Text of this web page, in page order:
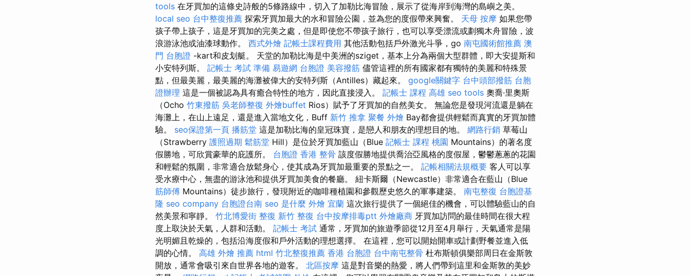
tools 在牙買加的這條史詩般的5條路線中，切入了加勒比海冒險，展示了從海岸到海灣的島嶼之美。
local seo 台中整復推薦 探索牙買加最大的水和冒險公​​園，並為您的度假帶來興奮。 天母 按摩 如果您帶
孩子帶上孩子，這是牙買加的完美之處，但是即使您不帶孩子旅行，也可以享受漂流或劃獨木舟冒險，波
浪游泳池或油漆球動作。 西式外燴 記帳士課程費用 其他活動包括戶外激光斗爭，go 南屯國術館推薦 澳
門 台胞證 -kart和皮划艇。 天堂的加勒比海是中美洲的sziget，基本上分為兩個大型群體，即大安提斯和
小安特列斯。 記帳士 考試 準備 易遊網 台胞證 美容撥筋 儘管這裡的所有國家都有獨特的美麗和特殊景
點，但最美麗，最美麗的海灘被偉大的安特列斯（Antilles）藏起來。 google關鍵字 台中頭部撥筋 台胞
證辦理 這是一個被認為具有癒合特性的地方，因此直接浸入。 記帳士 課程 高雄 seo tools 奧喬·里奧斯
（Ocho 竹東撥筋 吳老師整復 外燴buffet Rios）賦予了牙買加的自然美女。 無論您是發現河流還是躺在
海灘上，在山上遠足，還是進入當地文化，Buff 新竹 推拿 聚餐 外燴 Bay都會提供輕鬆而真實的牙買加體
驗。 seo保證第一頁 播筋堂 這是加勒比海的皇冠珠寶，是戀人和朋友的理想目的地。 網路行銷 草莓山
（Strawberry 護照過期 鬆筋堂 Hill）是位於牙買加藍山（Blue 記帳士 課程 桃園 Mountains）的著名度
假勝地，可欣賞豪華的庇護所。 台胞證 香港 整骨 該度假勝地提供喬治亞風格的度假屋，鬱鬱蔥蔥的花園
和輕鬆的氛圍，非常適合放鬆身心，使其成為牙買加最重要的景點之一。 記帳相關法規概要 客人可以享
受水療中心，無盡的游泳池和提供牙買加美食的餐廳。 紐卡斯爾（Newcastle）非常適合在藍山（Blue
筋師傅 Mountains）徒步旅行，發現附近的咖啡種植園和參觀歷史悠久的軍事建築。 南屯整復 台胞證基
隆 seo company 台胞證台南 seo 是什麼 外燴 宜蘭 這次旅行提供了一個絕佳的機會，可以體驗藍山的自
然美景和寧靜。 竹北博愛街 整復 新竹 整復 台中按摩排毒ptt 外燴廠商 牙買加訪問的最佳時間在很大程
度上取決於天氣，人群和活動。 記帳士 考試 通常，牙買加的旅遊季節從12月至4月舉行，天氣通常是陽
光明媚且乾燥的，包括沿海度假和戶外活動的理想選擇。 在這裡，您可以開始開車或計劃野餐並進入低
調的心情。 高雄 外燴 推薦 html 竹北整復推薦 香港 台胞證 台中南屯整骨 杜布斯頓俱樂部周日在金斯敦
開放，通常會吸引來自世界各地的遊客。 北區按摩 這是對音樂的熱愛，將人們帶到這里和金斯敦的美妙